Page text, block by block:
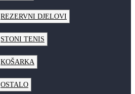
REZERVNI DJELOVI
STONI TENIS
KOŠARKA
OSTALO